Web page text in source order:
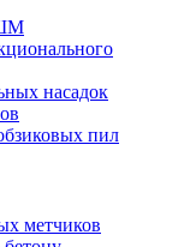
насадок
пил
метчиков